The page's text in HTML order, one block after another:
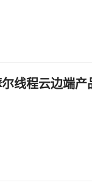
线程云边端产